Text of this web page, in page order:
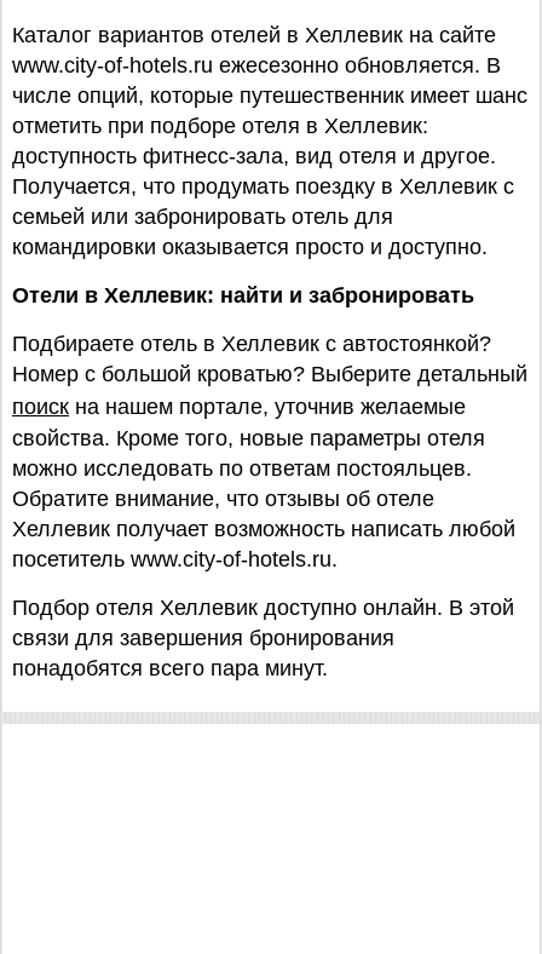
Каталог вариантов отелей в Хеллевик на сайте
www.city-of-hotels.ru ежесезонно обновляется. В
числе опций, которые путешественник имеет шанс
отметить при подборе отеля в Хеллевик:
доступность фитнесс-зала, вид отеля и другое.
Получается, что продумать поездку в Хеллевик с
семьей или забронировать отель для
командировки оказывается просто и доступно.
Отели в Хеллевик: найти и забронировать
Подбираете отель в Хеллевик с автостоянкой?
Номер с большой кроватью? Выберите детальный
поиск на нашем портале, уточнив желаемые
свойства. Кроме того, новые параметры отеля
можно исследовать по ответам постояльцев.
Обратите внимание, что отзывы об отеле
Хеллевик получает возможность написать любой
посетитель www.city-of-hotels.ru.
Подбор отеля Хеллевик доступно онлайн. В этой
связи для завершения бронирования
понадобятся всего пара минут.